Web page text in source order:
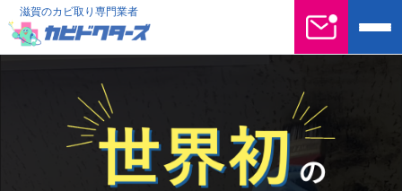
滋賀のカビ取り専門業者